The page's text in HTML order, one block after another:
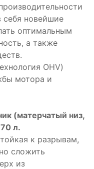
себя новейшие
оптимальным
а также
OHV)
мотора и
(матерчатый низ,
л.
к разрывам,
сложить
из